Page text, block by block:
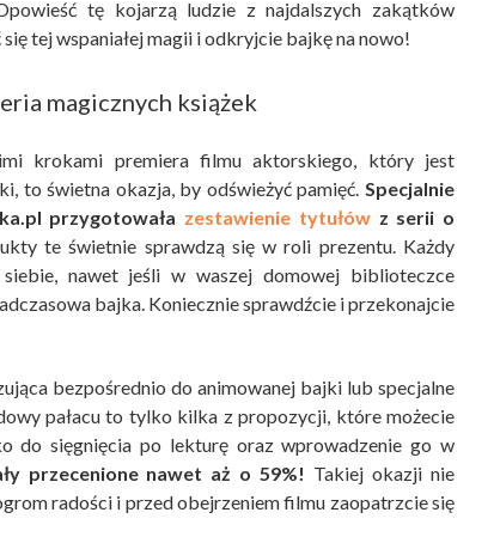
tę kojarzą ludzie z najdalszych zakątków
tej wspaniałej magii i odkryjcie bajkę na nowo!
magicznych książek
krokami premiera filmu aktorskiego, który jest
to świetna okazja, by odświeżyć pamięć. Specjalnie
przygotowała zestawienie tytułówz serii o
te świetnie sprawdzą się w roli prezentu. Każdy
nawet jeśli w waszej domowej biblioteczce
bajka. Koniecznie sprawdźcie i przekonajcie
bezpośrednio do animowanej bajki lub specjalne
pałacu to tylko kilka z propozycji, które możecie
do sięgnięcia po lekturę oraz wprowadzenie go w
przecenione nawet aż o 59%! Takiej okazji nie
radości i przed obejrzeniem filmu zaopatrzcie się